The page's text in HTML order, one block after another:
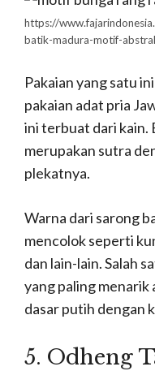
https://
batik-madura-motif-
Pakaian yang satu
pakaian adat pria
ini terbuat dari kain.
merupakan sutra
plekatnya.
Warna dari sarong
mencolok seperti
dan lain-lain. Salah
yang paling menarik
dasar putih dengan
5. Odheng